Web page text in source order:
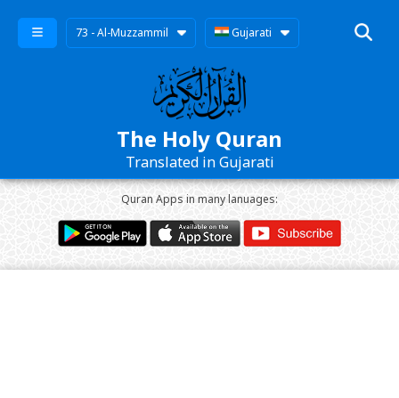
73 - Al-Muzzammil Gujarati
The Holy Quran
Translated in Gujarati
Quran Apps in many lanuages: